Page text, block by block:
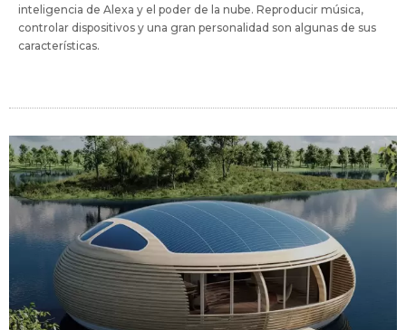
inteligencia de Alexa y el poder de la nube. Reproducir música,
controlar dispositivos y una gran personalidad son algunas de sus
características.